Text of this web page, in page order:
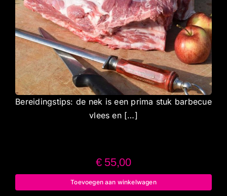
Bereidingstips: de nek is een prima stuk barbecue
vlees en […]
€55,00
Toevoegen aan winkelwagen